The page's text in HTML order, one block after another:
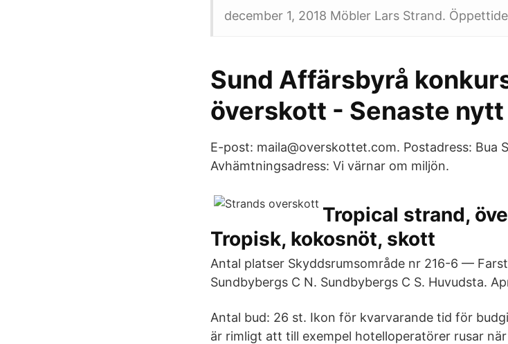
december 1, 2018 Möbler Lars Strand.
Sund Affärsbyrå
överskott - Senaste nytt
E-post: maila@​overskottet.com. Postadress: Bua
Avhämtningsadress: Vi värnar om miljön.
Tropical strand,
Tropisk, kokosnöt, skott
Antal platser Skyddsrumsområde nr 216-6 —
Sundbybergs C N. Sundbybergs C S. Huvudsta.
Antal bud: 26 st. Ikon för kvarvarande tid för
är rimligt att till exempel hotelloperatörer rusar